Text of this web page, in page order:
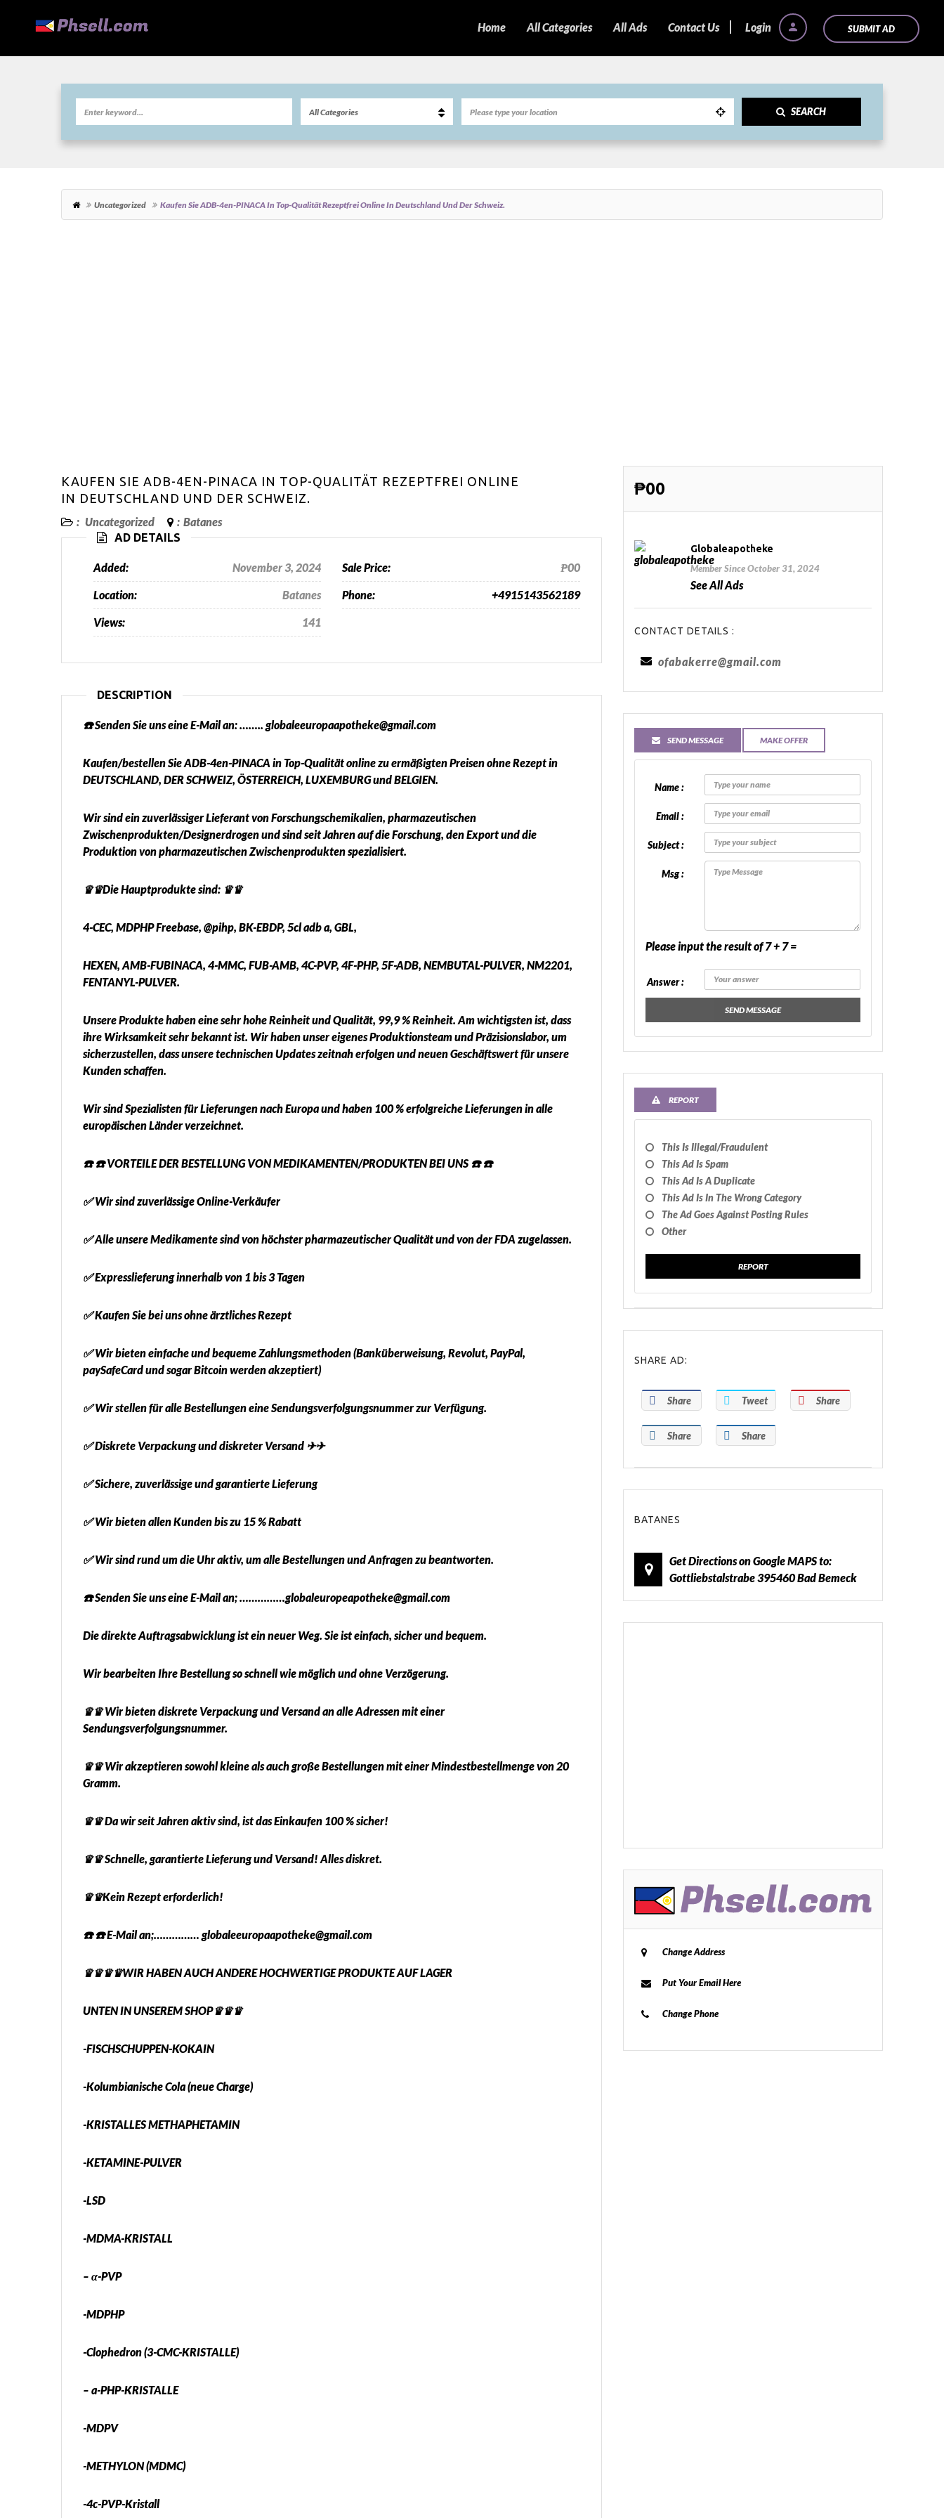
Login SUBMIT AD
Home All Categories All Ads Contact Us
SEARCH
Uncategorized Kaufen Sie ADB-4en-PINACA In Top-Qualität Rezeptfrei Online In Deutschland Und Der Schweiz.
KAUFEN SIE ADB-4EN-PINACA IN TOP-QUALITÄT REZEPTFREI ONLINE
IN DEUTSCHLAND UND DER SCHWEIZ.
: Uncategorized : Batanes
AD DETAILS
Added: November 3, 2024 Sale Price: ₱00
Location: Batanes Phone: +4915143562189
Views: 141
DESCRIPTION
☎️ Senden Sie uns eine E-Mail an: …….. globaleeuropaapotheke@gmail.com
Kaufen/bestellen Sie ADB-4en-PINACA in Top-Qualität online zu ermäßigten Preisen ohne Rezept in
DEUTSCHLAND, DER SCHWEIZ, ÖSTERREICH, LUXEMBURG und BELGIEN.
Wir sind ein zuverlässiger Lieferant von Forschungschemikalien, pharmazeutischen
Zwischenprodukten/Designerdrogen und sind seit Jahren auf die Forschung, den Export und die
Produktion von pharmazeutischen Zwischenprodukten spezialisiert.
♛♛Die Hauptprodukte sind: ♛♛
4-CEC, MDPHP Freebase, @pihp, BK-EBDP, 5cl adb a, GBL,
HEXEN, AMB-FUBINACA, 4-MMC, FUB-AMB, 4C-PVP, 4F-PHP, 5F-ADB, NEMBUTAL-PULVER, NM2201,
FENTANYL-PULVER.
Unsere Produkte haben eine sehr hohe Reinheit und Qualität, 99,9 % Reinheit. Am wichtigsten ist, dass
ihre Wirksamkeit sehr bekannt ist. Wir haben unser eigenes Produktionsteam und Präzisionslabor, um
sicherzustellen, dass unsere technischen Updates zeitnah erfolgen und neuen Geschäftswert für unsere
Kunden schaffen.
Wir sind Spezialisten für Lieferungen nach Europa und haben 100 % erfolgreiche Lieferungen in alle
europäischen Länder verzeichnet.
☎️ ☎️ VORTEILE DER BESTELLUNG VON MEDIKAMENTEN/PRODUKTEN BEI UNS ☎️ ☎️
✅ Wir sind zuverlässige Online-Verkäufer
✅ Alle unsere Medikamente sind von höchster pharmazeutischer Qualität und von der FDA zugelassen.
✅ Expresslieferung innerhalb von 1 bis 3 Tagen
✅ Kaufen Sie bei uns ohne ärztliches Rezept
✅ Wir bieten einfache und bequeme Zahlungsmethoden (Banküberweisung, Revolut, PayPal,
paySafeCard und sogar Bitcoin werden akzeptiert)
✅ Wir stellen für alle Bestellungen eine Sendungsverfolgungsnummer zur Verfügung.
✅ Diskrete Verpackung und diskreter Versand ✈✈
✅ Sichere, zuverlässige und garantierte Lieferung
✅ Wir bieten allen Kunden bis zu 15 % Rabatt
✅ Wir sind rund um die Uhr aktiv, um alle Bestellungen und Anfragen zu beantworten.
☎️ Senden Sie uns eine E-Mail an; ……………globaleuropeapotheke@gmail.com
Die direkte Auftragsabwicklung ist ein neuer Weg. Sie ist einfach, sicher und bequem.
Wir bearbeiten Ihre Bestellung so schnell wie möglich und ohne Verzögerung.
♛♛ Wir bieten diskrete Verpackung und Versand an alle Adressen mit einer
Sendungsverfolgungsnummer.
♛♛ Wir akzeptieren sowohl kleine als auch große Bestellungen mit einer Mindestbestellmenge von 20
Gramm.
♛♛ Da wir seit Jahren aktiv sind, ist das Einkaufen 100 % sicher!
♛♛ Schnelle, garantierte Lieferung und Versand! Alles diskret.
♛♛Kein Rezept erforderlich!
☎️ ☎️ E-Mail an;…………… globaleeuropaapotheke@gmail.com
♛♛♛♛WIR HABEN AUCH ANDERE HOCHWERTIGE PRODUKTE AUF LAGER
UNTEN IN UNSEREM SHOP♛♛♛
-FISCHSCHUPPEN-KOKAIN
-Kolumbianische Cola (neue Charge)
-KRISTALLES METHAPHETAMIN
-KETAMINE-PULVER
-LSD
-MDMA-KRISTALL
– α-PVP
-MDPHP
-Clophedron (3-CMC-KRISTALLE)
– a-PHP-KRISTALLE
-MDPV
-METHYLON (MDMC)
-4c-PVP-Kristall
₱00
Globaleapotheke
Member Since October 31, 2024
See All Ads
CONTACT DETAILS :
ofabakerre@gmail.com
SEND MESSAGE MAKE OFFER
Name :
Email :
Subject :
Msg :
Please input the result of 7 + 7 =
Answer :
SEND MESSAGE
REPORT
This Is Illegal/fraudulent
This Ad Is Spam
This Ad Is A Duplicate
This Ad Is In The Wrong Category
The Ad Goes Against Posting Rules
Other
REPORT
SHARE AD:
Share Tweet Share
Share Share
BATANES
Get Directions on Google MAPS to:
Gottliebstalstrabe 395460 Bad Bemeck
Change Address
Put Your Email Here
Change Phone